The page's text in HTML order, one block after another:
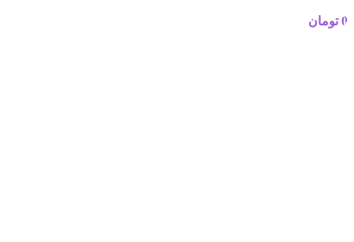
0 تومان